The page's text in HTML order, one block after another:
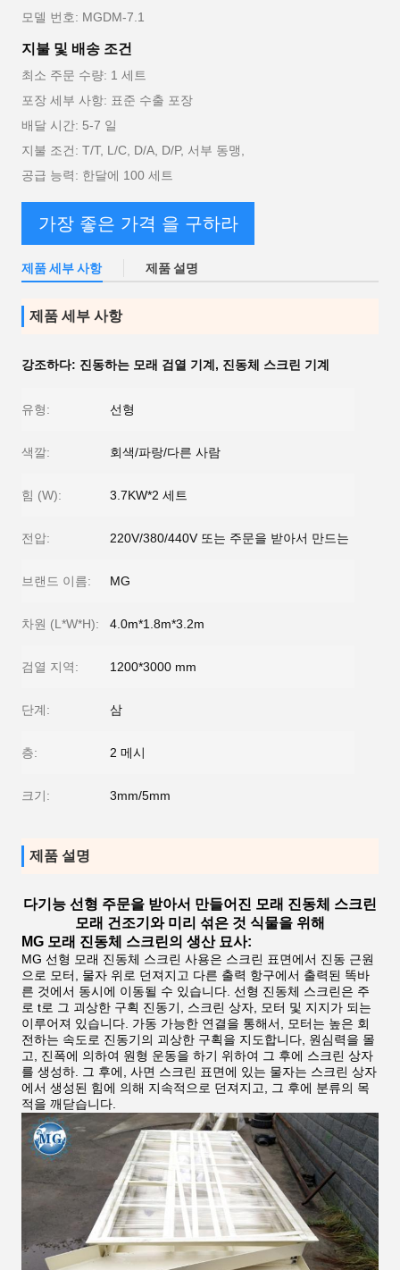
모델 번호: MGDM-7.1
지불 및 배송 조건
최소 주문 수량: 1 세트
포장 세부 사항: 표준 수출 포장
배달 시간: 5-7 일
지불 조건: T/T, L/C, D/A, D/P, 서부 동맹,
공급 능력: 한달에 100 세트
가장 좋은 가격 을 구하라
제품 세부 사항 제품 설명
제품 세부 사항
강조하다: 진동하는 모래 검열 기계 , 진동체 스크린 기계
유형: 선형
색깔: 회색/파랑/다른 사람
힘 (W): 3.7KW*2 세트
전압: 220V/380/440V 또는 주문을 받아서 만드는
브랜드 이름: MG
차원 (L*W*H): 4.0m*1.8m*3.2m
검열 지역: 1200*3000 mm
단계: 삼
층: 2 메시
크기: 3mm/5mm
제품 설명
다기능 선형 주문을 받아서 만들어진 모래 진동체 스크린
모래 건조기와 미리 섞은 것 식물을 위해
MG 모래 진동체 스크린의 생산 묘사:
MG 선형 모래 진동체 스크린 사용은 스크린 표면에서 진동 근원
으로 모터, 물자 위로 던져지고 다른 출력 항구에서 출력된 똑바
른 것에서 동시에 이동될 수 있습니다. 선형 진동체 스크린은 주
로 t로 그 괴상한 구획 진동기, 스크린 상자, 모터 및 지지가 되는
이루어져 있습니다. 가동 가능한 연결을 통해서, 모터는 높은 회
전하는 속도로 진동기의 괴상한 구획을 지도합니다, 원심력을 몰
고, 진폭에 의하여 원형 운동을 하기 위하여 그 후에 스크린 상자
를 생성하. 그 후에, 사면 스크린 표면에 있는 물자는 스크린 상자
에서 생성된 힘에 의해 지속적으로 던져지고, 그 후에 분류의 목
적을 깨닫습니다.